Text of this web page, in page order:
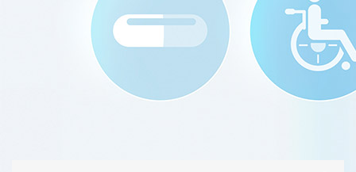
PRIVĀTUMA POLITIKA